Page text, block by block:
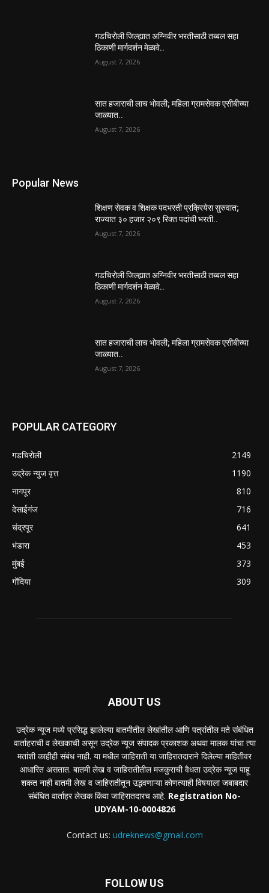
गडचिरोली जिल्ह्यात अग्निवीर भरतीसाठी तब्बल सहा
ठिकाणी मार्गदर्शन मेळावे..
August 7, 2026
सात हजाराची लाच भोवली; महिला ग्रामसेवक एसीबीच्या
जाळ्यात..
August 7, 2026
Popular News
शिक्षण सेवक व शिक्षक पदभरती प्रक्रियेस सुरुवात;
राज्यात ३० हजार २०९ रिक्त पदांची भरती..
August 7, 2026
गडचिरोली जिल्ह्यात अग्निवीर भरतीसाठी तब्बल सहा
ठिकाणी मार्गदर्शन मेळावे..
August 7, 2026
सात हजाराची लाच भोवली; महिला ग्रामसेवक एसीबीच्या
जाळ्यात..
August 7, 2026
POPULAR CATEGORY
गडचिरोली
2149
उद्रेक न्युज वृत्त
1190
नागपूर
810
देसाईगंज
716
चंद्रपूर
641
भंडारा
453
मुंबई
373
गोंदिया
309
ABOUT US
उद्रेक न्यूज मध्ये प्रसिद्ध झालेल्या बातमीतील लेखांतील आणि पत्रांतील मते संबंधित
वार्ताहराची व लेखकाची असून उद्रेक न्यूज संपादक प्रकाशक अथवा मालक यांचा त्या
मतांशी काहीही संबंध नाही. या मधील जाहिराती या जाहिरातदाराने दिलेल्या माहितीवर
आधारित असतात. बातमी लेख व जाहिरातीतील मजकुराची वैधता उद्रेक न्यूज पाहू
शकत नाही बातमी लेख व जाहिरातीतून उद्भवणाऱ्या कोणत्याही विषयाला जबाबदार
संबंधित वार्ताहर लेखक किंवा जाहिरातदारच आहे. Registration No-
UDYAM-10-0004826
Contact us: udreknews@gmail.com
FOLLOW US